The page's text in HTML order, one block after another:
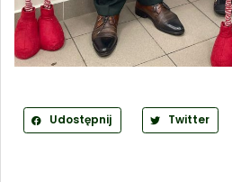
Udostępnij Twitter